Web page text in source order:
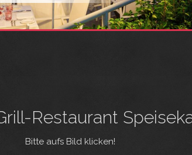
Restaurant
Bitte aufs Bild klicken!